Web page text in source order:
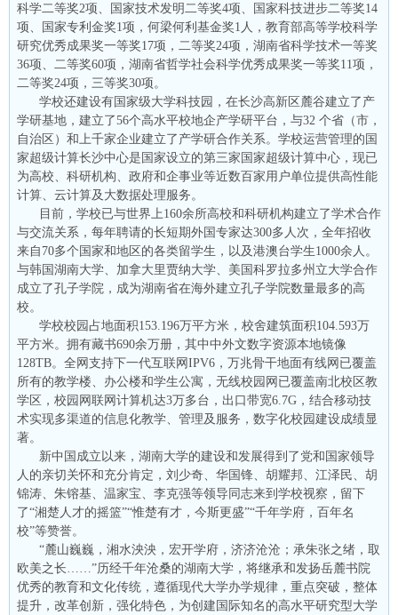
科学二等奖2项、国家技术发明二等奖4项、国家科技进步二等奖14
项、国家专利金奖1项，何梁何利基金奖1人，教育部高等学校科学
研究优秀成果奖一等奖17项，二等奖24项，湖南省科学技术一等奖
36项、二等奖60项，湖南省哲学社会科学优秀成果奖一等奖11项，
二等奖24项，三等奖30项。
学校还建设有国家级大学科技园，在长沙高新区麓谷建立了产
学研基地，建立了56个高水平校地企产学研平台，与32 个省（市，
自治区）和上千家企业建立了产学研合作关系。学校运营管理的国
家超级计算长沙中心是国家设立的第三家国家超级计算中心，现已
为高校、科研机构、政府和企事业等近数百家用户单位提供高性能
计算、云计算及大数据处理服务。
目前，学校已与世界上160余所高校和科研机构建立了学术合作
与交流关系，每年聘请的长短期外国专家达300多人次，全年招收
来自70多个国家和地区的各类留学生，以及港澳台学生1000余人。
与韩国湖南大学、加拿大里贾纳大学、美国科罗拉多州立大学合作
成立了孔子学院，成为湖南省在海外建立孔子学院数量最多的高
校。
学校校园占地面积153.196万平方米，校舍建筑面积104.593万
平方米。拥有藏书690余万册，其中中外文数字资源本地镜像
128TB。全网支持下一代互联网IPV6，万兆骨干地面有线网已覆盖
所有的教学楼、办公楼和学生公寓，无线校园网已覆盖南北校区教
学区，校园网联网计算机达3万多台，出口带宽6.7G，结合移动技
术实现多渠道的信息化教学、管理及服务，数字化校园建设成绩显
著。
新中国成立以来，湖南大学的建设和发展得到了党和国家领导
人的亲切关怀和充分肯定，刘少奇、华国锋、胡耀邦、江泽民、胡
锦涛、朱镕基、温家宝、李克强等领导同志来到学校视察，留下
了“湘楚人才的摇篮”“惟楚有才，今斯更盛”“千年学府，百年名
校”等赞誉。
“麓山巍巍，湘水泱泱，宏开学府，济济沧沧；承朱张之绪，取
欧美之长……”历经千年沧桑的湖南大学，将继承和发扬岳麓书院
优秀的教育和文化传统，遵循现代大学办学规律，重点突破，整体
提升，改革创新，强化特色，为创建国际知名的高水平研究型大学